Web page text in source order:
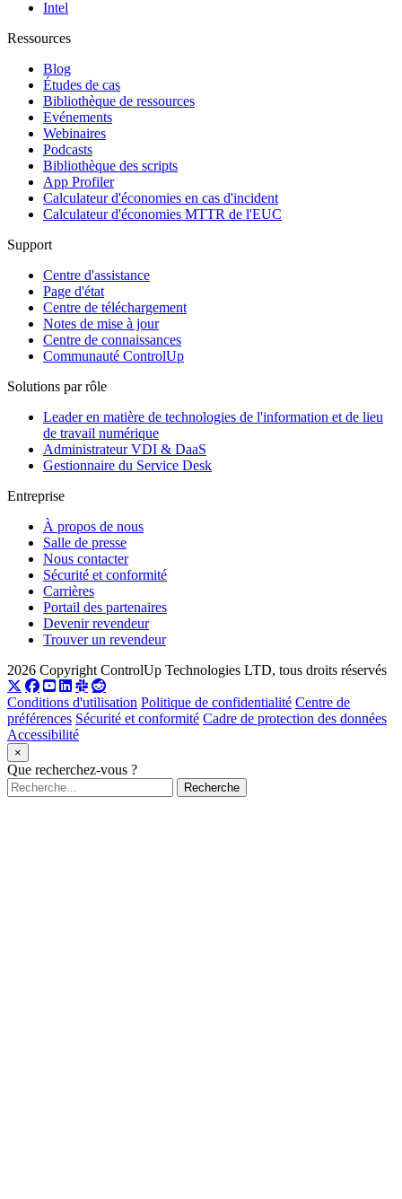
Intel
Ressources
Blog
Études de cas
Bibliothèque de ressources
Evénements
Webinaires
Podcasts
Bibliothèque des scripts
App Profiler
Calculateur d'économies en cas d'incident
Calculateur d'économies MTTR de l'EUC
Support
Centre d'assistance
Page d'état
Centre de téléchargement
Notes de mise à jour
Centre de connaissances
Communauté ControlUp
Solutions par rôle
Leader en matière de technologies de l'information et de lieu
de travail numérique
Administrateur VDI & DaaS
Gestionnaire du Service Desk
Entreprise
À propos de nous
Salle de presse
Nous contacter
Sécurité et conformité
Carrières
Portail des partenaires
Devenir revendeur
Trouver un revendeur
2026 Copyright ControlUp Technologies LTD, tous droits réservés
Conditions d'utilisation Politique de confidentialité Centre de
préférences Sécurité et conformité Cadre de protection des données
Accessibilité
×
Que recherchez-vous ?